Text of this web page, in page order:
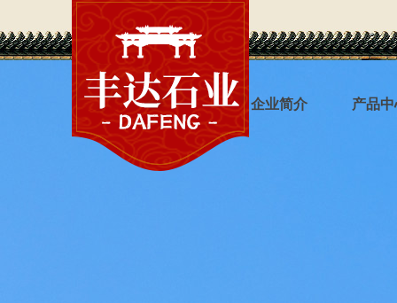
丰达首页 企业简介 产品